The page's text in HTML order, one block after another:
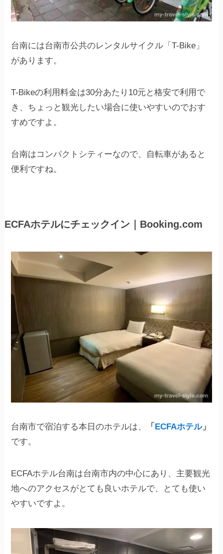
台南には台南市公共のレンタルサイクル「T-Bike」
があります。
T-Bikeの利用料金は30分あたり10元と格安で利用で
き、ちょっと観光したい場合に使いやすいのでおす
すめですよ。
台南はコンパクトシティーなので、自転車があると
便利ですね。
ECFAホテルにチェックイン｜Booking.com
台南市で宿泊する本日のホテルは、 「 ECFAホテル」
です。
ECFAホテル台南は台南市内の中心にあり、主要観光
地へのアクセスがとても良いホテルで、とても使い
やすいですよ。